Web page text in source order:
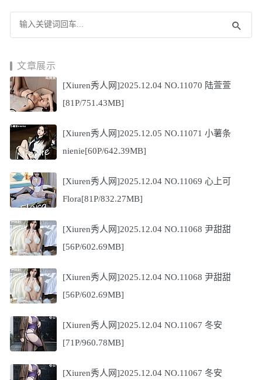
文章展示
[Xiuren秀人网]2025.12.04 NO.11070 陆萱萱
[81P/751.43MB]
[Xiuren秀人网]2025.12.05 NO.11071 小薯条
nienie[60P/642.39MB]
[Xiuren秀人网]2025.12.04 NO.11069 心上可
Flora[81P/832.27MB]
[Xiuren秀人网]2025.12.04 NO.11068 尹甜甜
[56P/602.69MB]
[Xiuren秀人网]2025.12.04 NO.11068 尹甜甜
[56P/602.69MB]
[Xiuren秀人网]2025.12.04 NO.11067 冬安
[71P/960.78MB]
[Xiuren秀人网]2025.12.04 NO.11067 冬安